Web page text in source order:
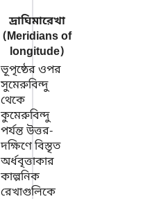
দ্রাঘিমারেখা
(Meridians of
longitude)
ভূপৃষ্ঠের ওপর
সুমেরুবিন্দু
থেকে
কুমেরুবিন্দু
পর্যন্ত উত্তর-
দক্ষিণে বিস্তৃত
অর্ধবৃত্তাকার
কাল্পনিক
রেখাগুলিকে